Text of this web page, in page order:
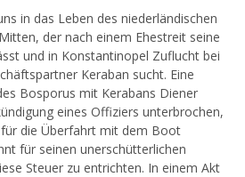
in das Leben des niederländischen
der nach einem Ehestreit seine
und in Konstantinopel Zuflucht bei
Keraban sucht. Eine
Bosporus mit Kerabans Diener
eines Offiziers unterbrochen,
die Überfahrt mit dem Boot
für seinen unerschütterlichen
Steuer zu entrichten. In einem Akt